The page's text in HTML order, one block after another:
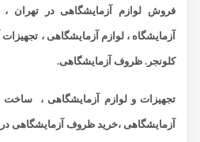
فروش لوازم آزمایشگاهی در تهران
آزمایشگاه ، لوازم آزمایشگاهی ،
کلونجر. ظروف آزمایشگاهی.
تجهیزات و لوازم آزمایشگاهی ، ساخت
آزمایشگاهی ،خرید ظروف آزمایشگاهی در